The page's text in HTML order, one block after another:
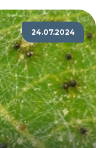
24.07.2024